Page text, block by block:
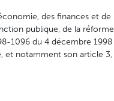
des finances et
publique, de la
1096 du 4 décembre
et notamment son article 3,